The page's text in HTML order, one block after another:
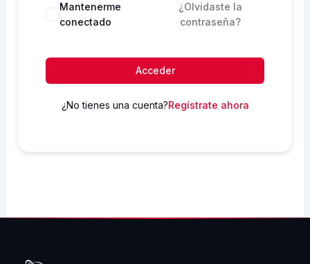
Mantenerme
conectado
¿Olvidaste la
contraseña?
Acceder
¿No tienes una cuenta?Regístrate ahora